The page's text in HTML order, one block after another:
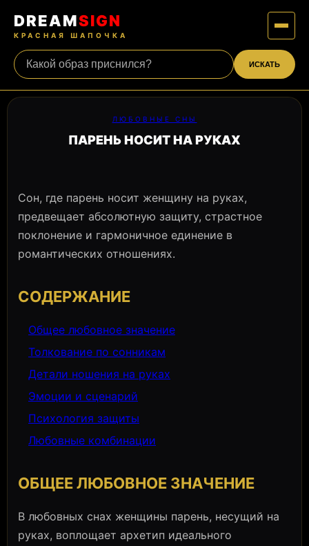
DREAMSIGN
КРАСНАЯ ШАПОЧКА
ИСКАТЬ
ЛЮБОВНЫЕ СНЫ
ПАРЕНЬ НОСИТ НА РУКАХ
Сон, где парень носит женщину на руках,
предвещает абсолютную защиту, страстное
поклонение и гармоничное единение в
романтических отношениях.
СОДЕРЖАНИЕ
Общее любовное значение
Толкование по сонникам
Детали ношения на руках
Эмоции и сценарий
Психология защиты
Любовные комбинации
ОБЩЕЕ ЛЮБОВНОЕ ЗНАЧЕНИЕ
В любовных снах женщины парень, несущий на
руках, воплощает архетип идеального